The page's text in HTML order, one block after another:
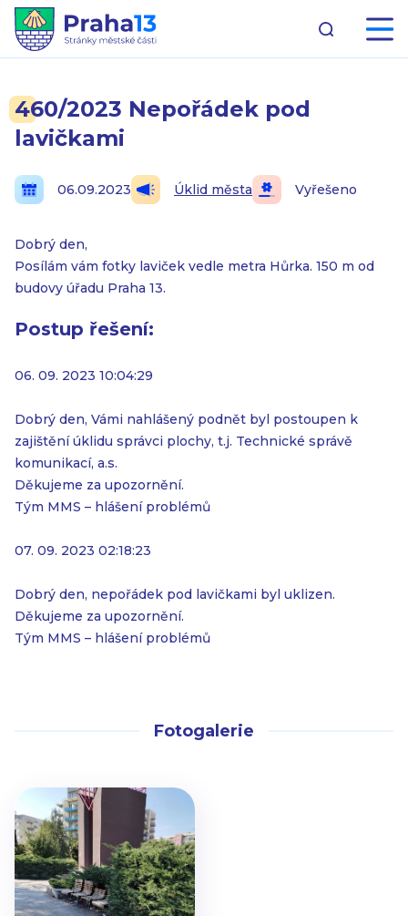
460/2023 Nepořádek pod
lavičkami
06.09.2023 Úklid města Vyřešeno
Dobrý den,
Posílám vám fotky laviček vedle metra Hůrka. 150 m od
budovy úřadu Praha 13.
Postup řešení:
06. 09. 2023 10:04:29
Dobrý den, Vámi nahlášený podnět byl postoupen k
zajištění úklidu správci plochy, t.j. Technické správě
komunikací, a.s.
Děkujeme za upozornění.
Tým MMS – hlášení problémů
07. 09. 2023 02:18:23
Dobrý den, nepořádek pod lavičkami byl uklizen.
Děkujeme za upozornění.
Tým MMS – hlášení problémů
Fotogalerie